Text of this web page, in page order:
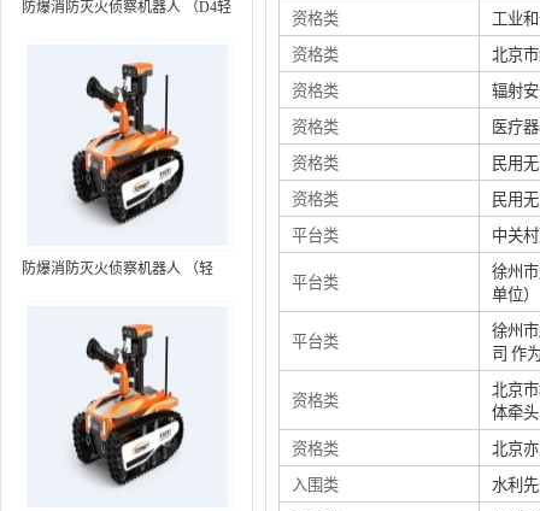
防爆消防灭火侦察机器人 （D4轻
防爆消防灭火侦察机器人 （轻
MC80BD（第6代）
资格类
工业
资格类
北京
资格类
辐射
资格类
医疗
资格类
民用
资格类
民用
平台类
中关
平台类
徐州
单位）
平台类
徐州
司 作
资格类
北京
体牵
资格类
北京
入围类
水利